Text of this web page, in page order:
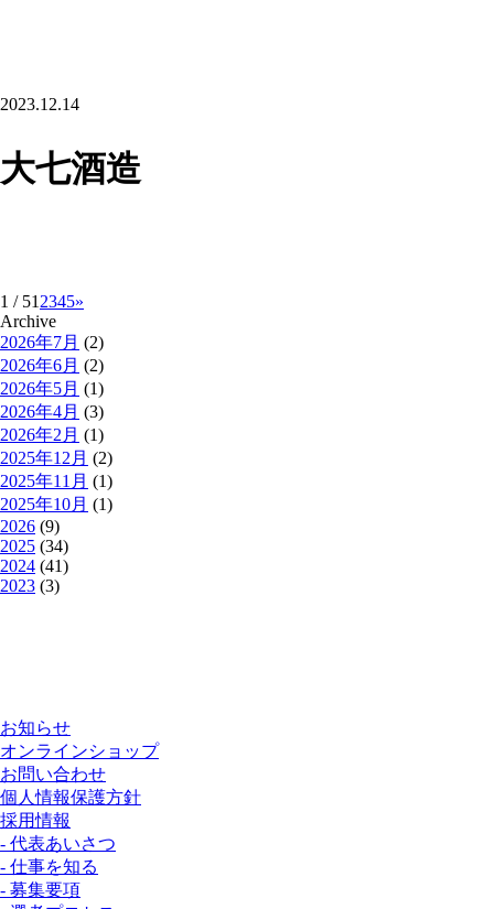
2023.12.14
大七酒造
1 / 51 2345»
Archive
2026年7月 (2)
2026年6月 (2)
2026年5月 (1)
2026年4月 (3)
2026年2月 (1)
2025年12月 (2)
2025年11月 (1)
2025年10月 (1)
2026 (9)
2025 (34)
2024 (41)
2023 (3)
お知らせ
オンラインショップ
お問い合わせ
個人情報保護方針
採用情報
- 代表あいさつ
- 仕事を知る
- 募集要項